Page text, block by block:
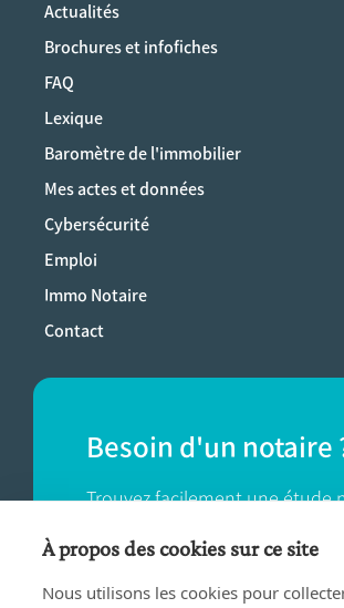
Actualités
Brochures et infofiches
FAQ
Lexique
Baromètre de l'immobilier
Mes actes et données
Cybersécurité
Emploi
Immo Notaire
Contact
Besoin d'un notaire
Trouvez facilement une étude
près de chez vous.
TROUVER UN NOTAIRE
À propos des cookies sur ce site
Nous utilisons les cookies pour